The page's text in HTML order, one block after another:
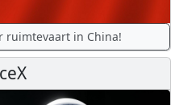
ruimtevaart in China!